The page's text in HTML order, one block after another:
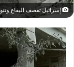
إسرائيل تقصف البقاع